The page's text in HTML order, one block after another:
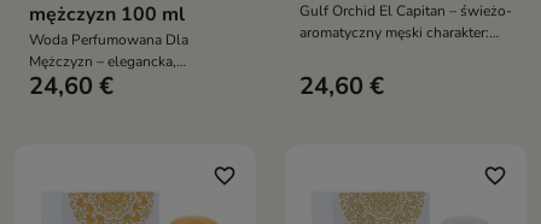
mężczyzn 100 ml
Woda Perfumowana Dla
Mężczyzn – elegancka,
drzewno-orientalna kompozycja
24,60 €
Gulf Orchid El Capitan – świeżo-
aromatyczny męski charakter:
starcie, ciepłe serce benzoesu i
cynamonu, a w bazie
24,60 €
favorite_border favorite_border